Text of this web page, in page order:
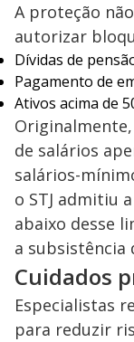
A proteção
autorizar
Dívidas de
Pagamento de
Ativos acima de
de salários
salários-
o STJ admitiu
abaixo desse
a subsistência
Cuidados
Especialistas
para reduzir